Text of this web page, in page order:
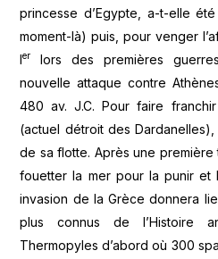
princesse d’Egypte, a-t-elle
moment-là) puis, pour venger
Ier
lors des premières
nouvelle attaque contre
480 av. J.C. Pour faire
(actuel détroit des
de sa flotte. Après une
fouetter la mer pour la punir et
invasion de la Grèce donnera
plus connus de l’Histoire
Thermopyles d’abord où 300